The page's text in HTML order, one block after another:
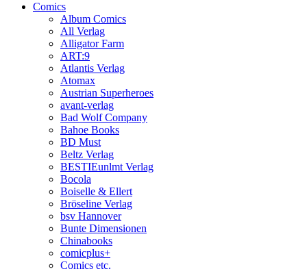
Comics
Album Comics
All Verlag
Alligator Farm
ART:9
Atlantis Verlag
Atomax
Austrian Superheroes
avant-verlag
Bad Wolf Company
Bahoe Books
BD Must
Beltz Verlag
BESTIEunlmt Verlag
Bocola
Boiselle & Ellert
Bröseline Verlag
bsv Hannover
Bunte Dimensionen
Chinabooks
comicplus+
Comics etc.